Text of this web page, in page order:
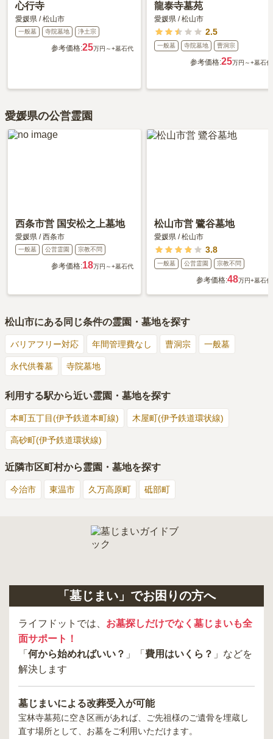
心行寺
愛媛県 /松山市
一般墓 寺院墓地 浄土宗
参考価格:25万円～+墓石代
龍泰寺墓苑
愛媛県 /松山市
2.5
一般墓 寺院墓地 曹洞宗
参考価格:25万円～+墓石代
愛媛県の公営霊園
西条市営 国安松之上墓地
愛媛県 /西条市
一般墓 公営霊園 宗教不問
参考価格:18万円～+墓石代
松山市営 鷺谷墓地
愛媛県 /松山市
3.8
一般墓 公営霊園 宗教不問
参考価格:48万円+墓石代
松山市にある同じ条件の霊園・墓地を探す
バリアフリー対応 年間管理費なし 曹洞宗 一般墓
永代供養墓 寺院墓地
利用する駅から近い霊園・墓地を探す
本町五丁目(伊予鉄道本町線) 木屋町(伊予鉄道環状線)
高砂町(伊予鉄道環状線)
近隣市区町村から霊園・墓地を探す
今治市 東温市 久万高原町 砥部町
「墓じまい」でお困りの方へ
ライフドットでは、 お墓探しだけでなく墓じまいも全
面サポート！
「 何から始めればいい？ 」「 費用はいくら？ 」などを
解決します
墓じまいによる改葬受入が可能
宝林寺墓苑に空き区画があれば、ご先祖様のご遺骨を埋蔵し
直す場所として、お墓をご利用いただけます。